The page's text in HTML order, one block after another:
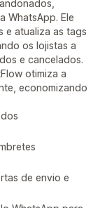
WhatsApp. Ele
e atualiza as tags
os lojistas a
e cancelados.
otimiza a
economizando
de envio e